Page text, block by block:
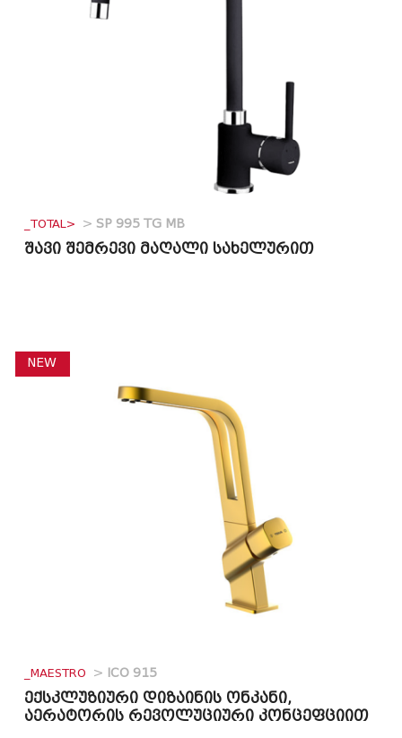
_TOTAL> > SP 995 TG MB
შავი შემრევი მაღალი სახელურით
NEW
_MAESTRO > ICO 915
ექსკლუზიური დიზაინის ონკანი,
აერატორის რევოლუციური კონცეფციით